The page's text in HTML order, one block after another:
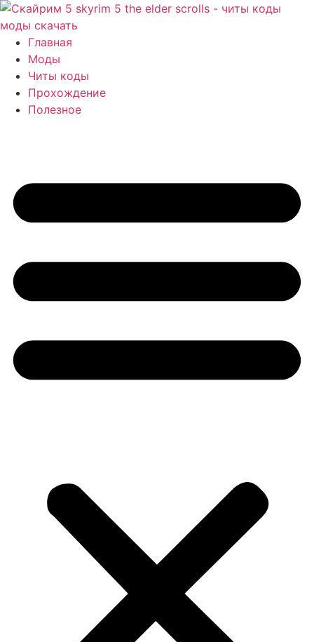
Перейти
к
содержимому
Главная
Моды
Читы коды
Прохождение
Полезное